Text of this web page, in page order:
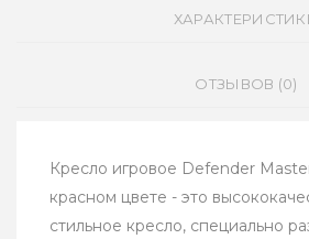
ОТЗЫВОВ (0)
Кресло игровое Defender
красном цвете - это
стильное кресло, специально